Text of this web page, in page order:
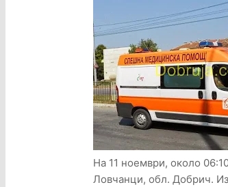
На 11 ноември, около
Ловчанци, обл. Добрич.